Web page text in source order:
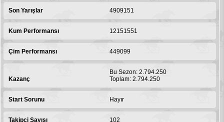
Son Yarışlar 4909151
Kum Performansı 12151551
Çim Performansı 449099
Kazanç
Bu Sezon: 2.794.250
Toplam: 2.794.250
Start Sorunu Hayır
Takipçi Sayısı 102